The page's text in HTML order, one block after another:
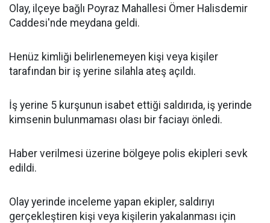
Olay, ilçeye bağlı Poyraz Mahallesi Ömer Halisdemir
Caddesi'nde meydana geldi.
Henüz kimliği belirlenemeyen kişi veya kişiler
tarafından bir iş yerine silahla ateş açıldı.
İş yerine 5 kurşunun isabet ettiği saldırıda, iş yerinde
kimsenin bulunmaması olası bir faciayı önledi.
Haber verilmesi üzerine bölgeye polis ekipleri sevk
edildi.
Olay yerinde inceleme yapan ekipler, saldırıyı
gerçekleştiren kişi veya kişilerin yakalanması için